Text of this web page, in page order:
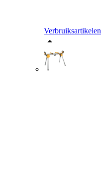
Verbruiksartikelen